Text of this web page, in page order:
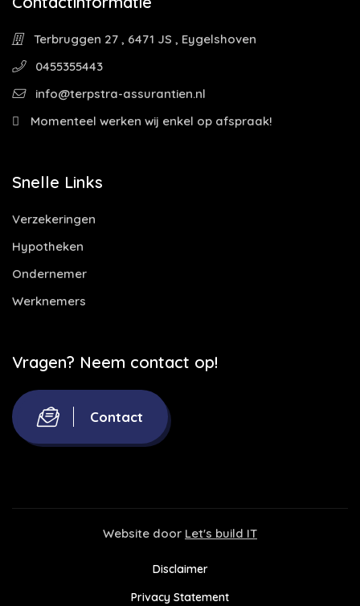
Terbruggen 27 , 6471 JS , Eygelshoven
0455355443
info@terpstra-assurantien.nl
Momenteel werken wij enkel op afspraak!
Snelle Links
Verzekeringen
Hypotheken
Ondernemer
Werknemers
Vragen? Neem contact op!
Contact
Website door Let's build IT
Disclaimer
Privacy Statement